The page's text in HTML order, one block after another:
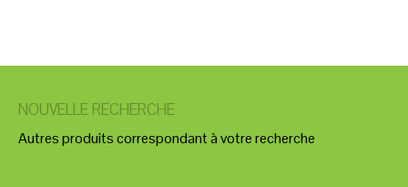
NOUVELLE RECHERCHE
Autres produits correspondant à votre recherche